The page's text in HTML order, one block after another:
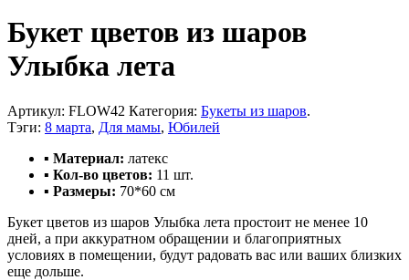
Букет цветов из шаров
Улыбка лета
Артикул: FLOW42 Категория: Букеты из шаров.
Тэги: 8 марта, Для мамы, Юбилей
▪ Материал: латекс
▪ Кол-во цветов: 11 шт.
▪ Размеры: 70*60 см
Букет цветов из шаров Улыбка лета простоит не менее 10
дней, а при аккуратном обращении и благоприятных
условиях в помещении, будут радовать вас или ваших близких
еще дольше.